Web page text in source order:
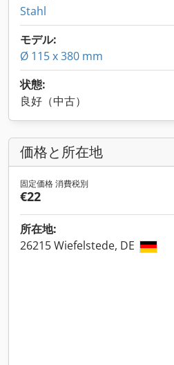
Stahl
モデル:
Ø 115 x 380 mm
状態:
良好（中古）
価格と所在地
固定価格 消費税別
€22
所在地:
26215 Wiefelstede, DE